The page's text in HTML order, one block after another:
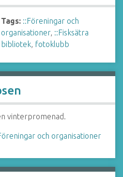
Tags: ::Föreningar och
organisationer, ::Fisksätra
bibliotek, fotoklubb
vinterpromenad.
och organisationer